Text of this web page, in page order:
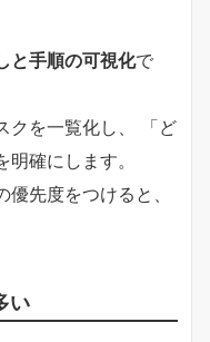
と手順の可視化で
クを一覧化し、 「ど
確にします。
先度をつけると、
い